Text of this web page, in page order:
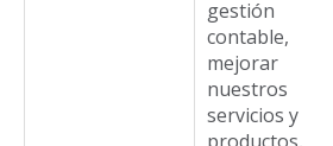
gestión
contable,
mejorar
nuestros
servicios y